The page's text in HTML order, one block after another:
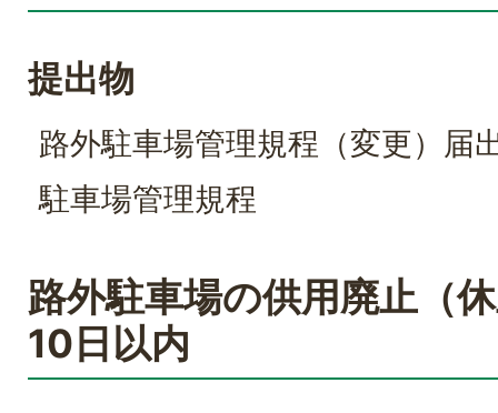
提出物
路外駐車場管理規程（変更）届
駐車場管理規程
路外駐車場の供用廃止（
10日以内